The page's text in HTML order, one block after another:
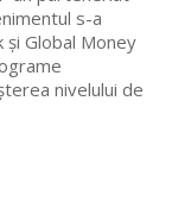
s-a
și Global Money
nivelului de